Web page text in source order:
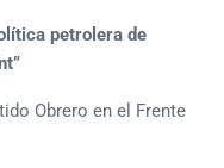
petrolera de
Obrero en el Frente